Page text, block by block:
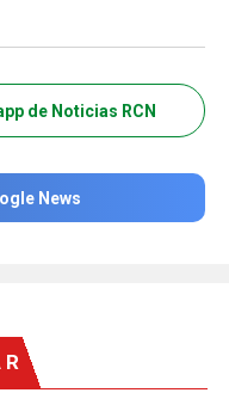
de Noticias RCN
News